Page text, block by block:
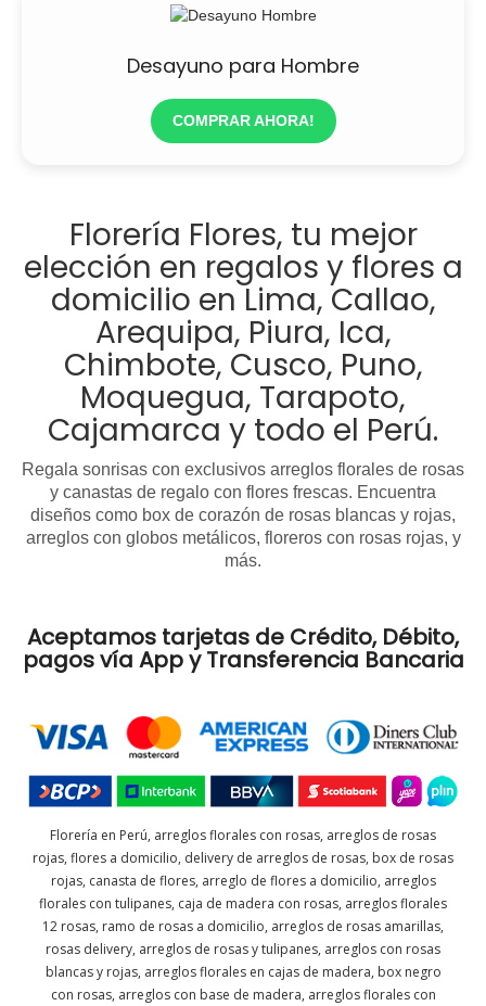
Desayuno para Hombre
COMPRAR AHORA!
Florería Flores, tu mejor
elección en regalos y flores a
domicilio en Lima, Callao,
Arequipa, Piura, Ica,
Chimbote, Cusco, Puno,
Moquegua, Tarapoto,
Cajamarca y todo el Perú.
Regala sonrisas con exclusivos arreglos florales de rosas
y canastas de regalo con flores frescas. Encuentra
diseños como box de corazón de rosas blancas y rojas,
arreglos con globos metálicos, floreros con rosas rojas, y
más.
Aceptamos tarjetas de Crédito, Débito,
pagos vía App y Transferencia Bancaria
Florería en Perú, arreglos florales con rosas, arreglos de rosas
rojas, flores a domicilio, delivery de arreglos de rosas, box de rosas
rojas, canasta de flores, arreglo de flores a domicilio, arreglos
florales con tulipanes, caja de madera con rosas, arreglos florales
12 rosas, ramo de rosas a domicilio, arreglos de rosas amarillas,
rosas delivery, arreglos de rosas y tulipanes, arreglos con rosas
blancas y rojas, arreglos florales en cajas de madera, box negro
con rosas, arreglos con base de madera, arreglos florales con